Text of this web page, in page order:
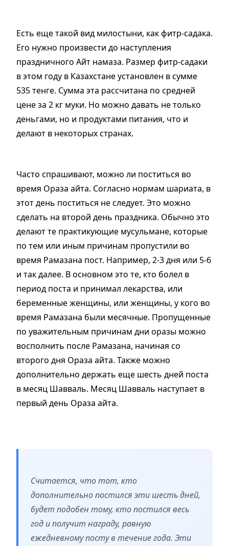
Есть еще такой вид милостыни, как фитр-садака.
Его нужно произвести до наступления
праздничного Айт намаза. Размер фитр-садаки
в этом году в Казахстане установлен в сумме
535 тенге. Сумма эта рассчитана по средней
цене за 2 кг муки. Но можно давать не только
деньгами, но и продуктами питания, что и
делают в некоторых странах.
Часто спрашивают, можно ли поститься во
время Ораза айта. Согласно нормам шариата, в
этот день поститься не следует. Это можно
сделать на второй день праздника. Обычно это
делают те практикующие мусульмане, которые
по тем или иным причинам пропустили во
время Рамазана пост. Например, 2-3 дня или 5-6
и так далее. В основном это те, кто болел в
период поста и принимал лекарства, или
беременные женщины, или женщины, у кого во
время Рамазана были месячные. Пропущенные
по уважительным причинам дни оразы можно
восполнить после Рамазана, начиная со
второго дня Ораза айта. Также можно
дополнительно держать еще шесть дней поста
в месяц Шавваль. Месяц Шавваль наступает в
первый день Ораза айта.
Считается, что тот, кто
дополнительно постился эти шесть дней,
будет подобен тому, кто постился весь
год и получит награду, равную
ежедневному посту в течение года. Эти